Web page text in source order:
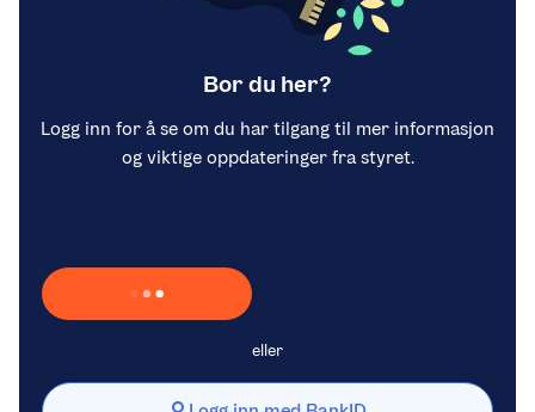
Bor du her?
Logg inn for å se om du har tilgang til mer informasjon
og viktige oppdateringer fra styret.
Laster inn Vipps …
eller